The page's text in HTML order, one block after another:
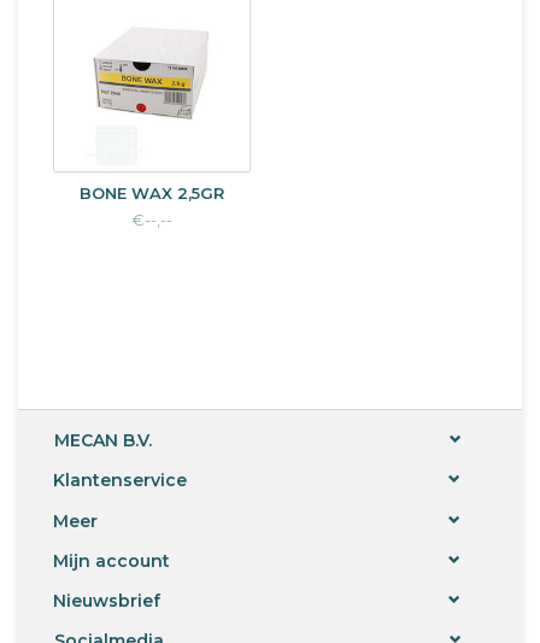
BONE WAX 2,5GR
€--,--
MECAN B.V.
Klantenservice
Meer
Mijn account
Nieuwsbrief